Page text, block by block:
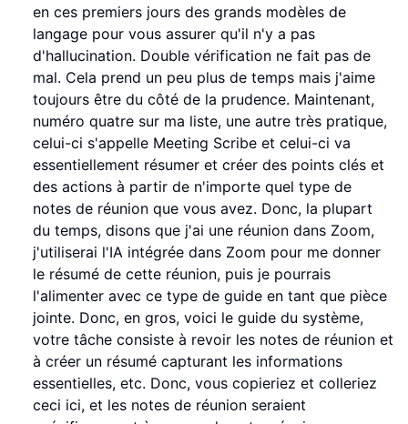
en ces premiers jours des grands modèles de
langage pour vous assurer qu'il n'y a pas
d'hallucination. Double vérification ne fait pas de
mal. Cela prend un peu plus de temps mais j'aime
toujours être du côté de la prudence. Maintenant,
numéro quatre sur ma liste, une autre très pratique,
celui-ci s'appelle Meeting Scribe et celui-ci va
essentiellement résumer et créer des points clés et
des actions à partir de n'importe quel type de
notes de réunion que vous avez. Donc, la plupart
du temps, disons que j'ai une réunion dans Zoom,
j'utiliserai l'IA intégrée dans Zoom pour me donner
le résumé de cette réunion, puis je pourrais
l'alimenter avec ce type de guide en tant que pièce
jointe. Donc, en gros, voici le guide du système,
votre tâche consiste à revoir les notes de réunion et
à créer un résumé capturant les informations
essentielles, etc. Donc, vous copieriez et colleriez
ceci ici, et les notes de réunion seraient